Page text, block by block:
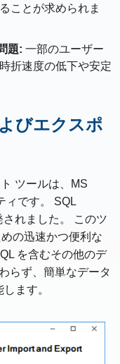
ことが求められま
題: 一部のユーザー
折速度の低下や安定
びエクスポ
ツールは、MS
ィです。 SQL
れました。 このツ
の迅速かつ便利な
を含むその他のデ
らず、簡単なデータ
ます。